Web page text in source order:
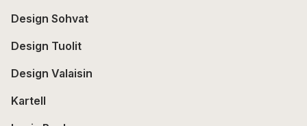
Design Sohvat
Design Tuolit
Design Valaisin
Kartell